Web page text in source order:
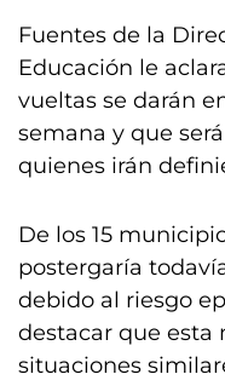
Fuentes de la
Educación le
vueltas se darán
semana y que
quienes irán
De los 15
postergaría
debido al riesgo
destacar que esta
situaciones